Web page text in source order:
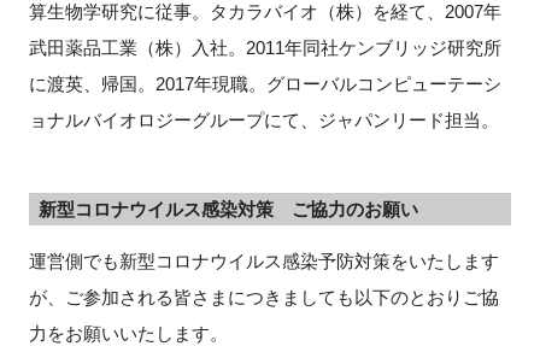
算生物学研究に従事。タカラバイオ（株）を経て、2007年
武田薬品工業（株）入社。2011年同社ケンブリッジ研究所
に渡英、帰国。2017年現職。グローバルコンピューテーシ
ョナルバイオロジーグループにて、ジャパンリード担当。
新型コロナウイルス感染対策 ご協力のお願い
運営側でも新型コロナウイルス感染予防対策をいたします
が、ご参加される皆さまにつきましても以下のとおりご協
力をお願いいたします。